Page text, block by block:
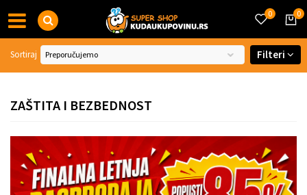
0
0
ZAŠTITA I BEZBEDNOST
Sortiraj Filteri